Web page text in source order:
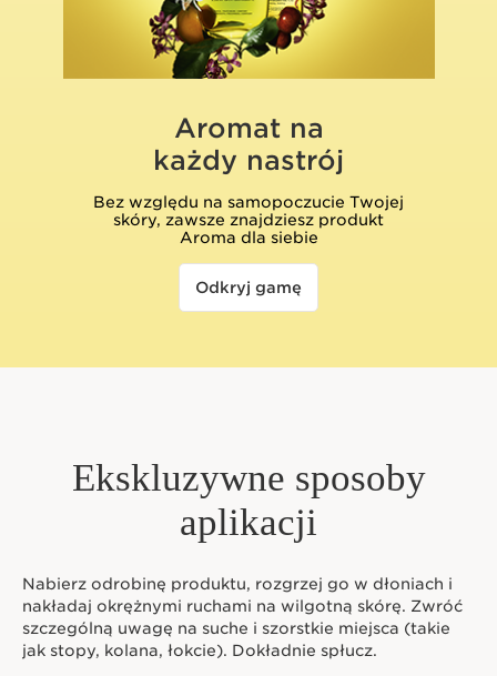
Aromat na
każdy nastrój
Bez względu na samopoczucie Twojej
skóry, zawsze znajdziesz produkt
Aroma dla siebie
Odkryj gamę
Ekskluzywne sposoby
aplikacji
Nabierz odrobinę produktu, rozgrzej go w dłoniach i
nakładaj okrężnymi ruchami na wilgotną skórę. Zwróć
szczególną uwagę na suche i szorstkie miejsca (takie
jak stopy, kolana, łokcie). Dokładnie spłucz.